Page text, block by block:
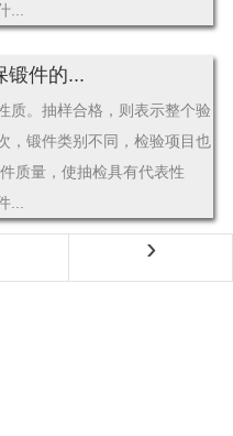
...
锻件的...
质。抽样合格，则表示整个验
，锻件类别不同，检验项目也
质量，使抽检具有代表性
...
›